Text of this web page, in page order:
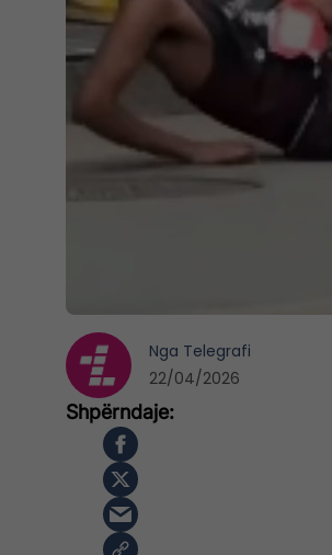
Nga Telegrafi
22/04/2026